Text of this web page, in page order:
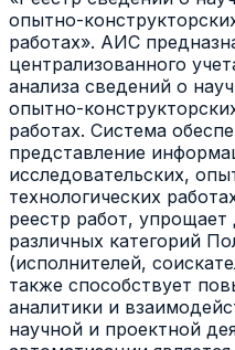
опытно-
работах». АИС
централизованного
анализа сведений о
опытно-
работах. Система
представление
исследовательских,
технологических
реестр работ,
различных категорий
(исполнителей,
также способствует
аналитики и
научной и проектной